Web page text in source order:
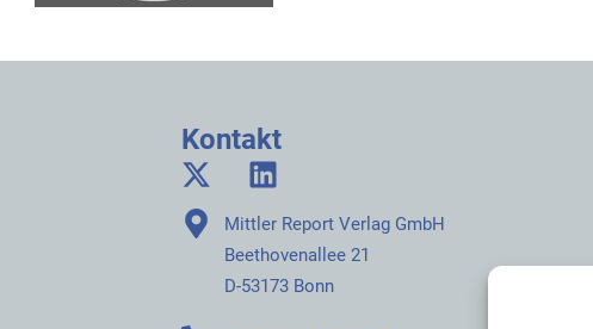
Kontakt
Mittler Report Verlag GmbH
Beethovenallee 21
D-53173 Bonn